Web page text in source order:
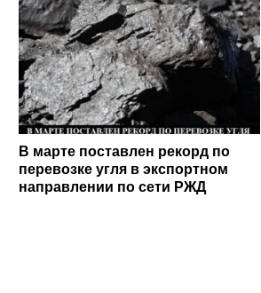
В марте поставлен рекорд по
перевозке угля в экспортном
направлении по сети РЖД